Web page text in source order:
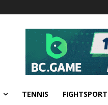
TENNIS